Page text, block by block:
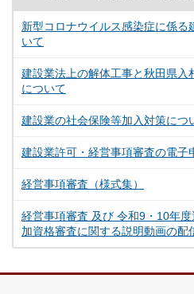
新型コロナウイルス感染症に係る
いて
建設業法上の解体工事と秋田県入
について
建設業の社会保険等加入対策につ
建設業許可・経営事項審査の電子
経営事項審査（様式集）
経営事項審査 及び 令和9・10年
加資格審査に関する説明動画の配